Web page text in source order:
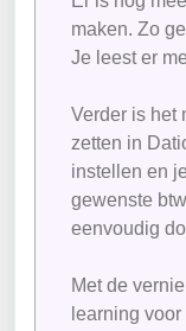
maken. Zo
Je leest er
Verder is het
zetten in
instellen en
gewenste
eenvoudig
Met de
learning